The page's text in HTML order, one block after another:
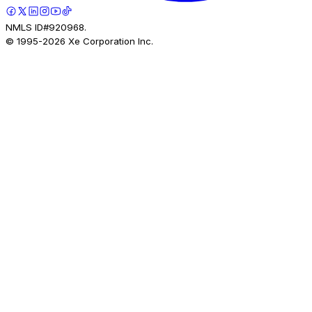
NMLS ID#920968.
© 1995-2026 Xe Corporation Inc.